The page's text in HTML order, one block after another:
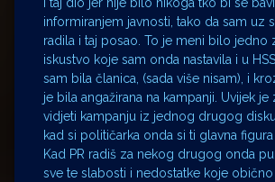
i taj dio jer nije bilo nikoga tko bi se
informiranjem javnosti, tako da sam uz
radila i taj posao. To je meni bilo jedno
iskustvo koje sam onda nastavila i u
sam bila članica, (sada više nisam), i
je bila angažirana na kampanji. Uvijek je
vidjeti kampanju iz jednog drugog
kad si političarka onda si ti glavna
Kad PR radiš za nekog drugog onda
sve te slabosti i nedostatke koje